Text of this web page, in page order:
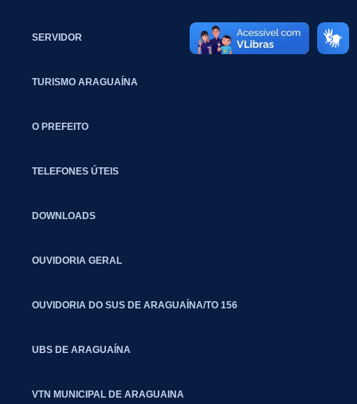
SERVIDOR
TURISMO ARAGUAÍNA
O PREFEITO
TELEFONES ÚTEIS
DOWNLOADS
OUVIDORIA GERAL
OUVIDORIA DO SUS DE ARAGUAÍNA/TO 156
UBS DE ARAGUAÍNA
VTN MUNICIPAL DE ARAGUAINA